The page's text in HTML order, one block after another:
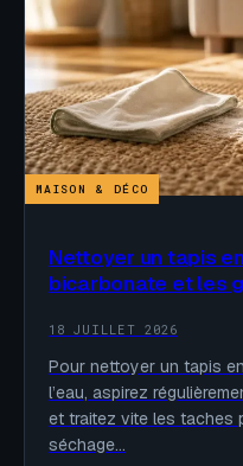
MAISON & DÉCO
Nettoyer un tapis
bicarbonate et les
18 JUILLET 2026
Pour nettoyer un tapis
l’eau, aspirez
et traitez vite les taches
séchage…